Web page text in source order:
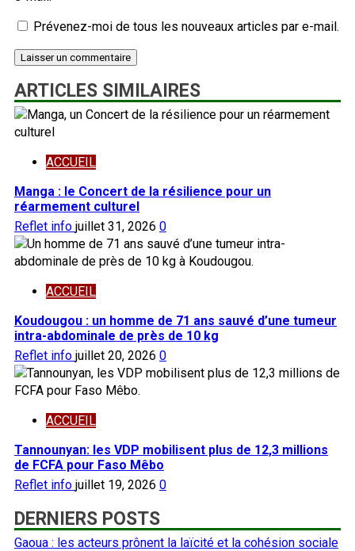
Prévenez-moi de tous les nouveaux articles par e-mail.
ARTICLES SIMILAIRES
ACCUEIL
Manga : le Concert de la résilience pour un
réarmement culturel
Reflet info juillet 31, 2026 0
ACCUEIL
Koudougou : un homme de 71 ans sauvé d’une tumeur
intra-abdominale de près de 10 kg
Reflet info juillet 20, 2026 0
ACCUEIL
Tannounyan: les VDP mobilisent plus de 12,3 millions
de FCFA pour Faso Mêbo
Reflet info juillet 19, 2026 0
DERNIERS POSTS
Gaoua : les acteurs prônent la laïcité et la cohésion sociale